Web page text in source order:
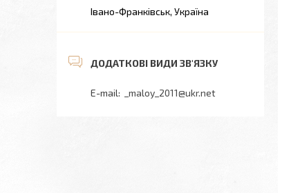
Івано-Франківськ, Україна
_maloy_2011@ukr.net